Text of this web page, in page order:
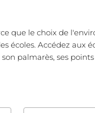
que le choix de
écoles. Accédez aux
palmarès, ses